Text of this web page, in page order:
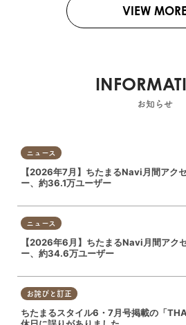
VIEW MORE
お知らせ
ニュース
【2026年7月】ちたまるNavi月間アク
ー、約36.1万ユーザー
ニュース
【2026年6月】ちたまるNavi月間アク
ー、約34.6万ユーザー
お詫びと訂正
ちたまるスタイル6・7月号掲載の「